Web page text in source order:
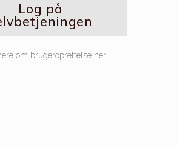
Log på
om brugeroprettelse her